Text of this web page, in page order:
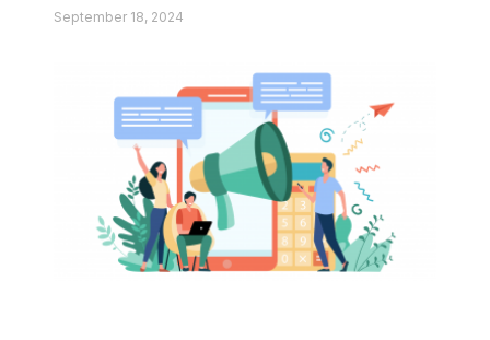
zu rechnen ist.
September 18, 2024